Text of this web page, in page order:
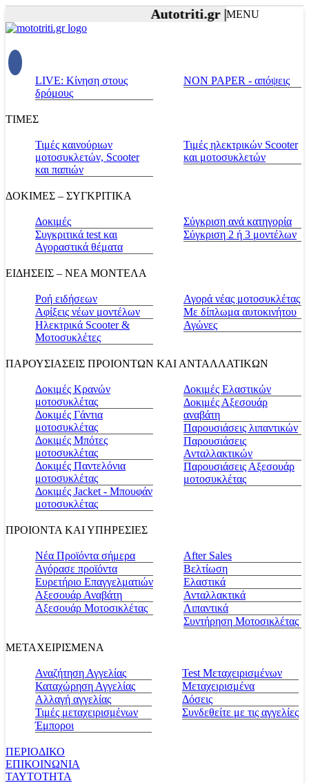
Autotriti.gr | MENU
LIVE: Κίνηση στους
δρόμους
NON PAPER - απόψεις
ΤΙΜΕΣ
Τιμές καινούριων
μοτοσυκλετών, Scooter
και παπιών
Τιμές ηλεκτρικών Scooter
και μοτοσυκλετών
ΔΟΚΙΜΕΣ – ΣΥΓΚΡΙΤΙΚΑ
Δοκιμές
Συγκριτικά test και
Αγοραστικά θέματα
Σύγκριση ανά κατηγορία
Σύγκριση 2 ή 3 μοντέλων
ΕΙΔΗΣΕΙΣ – ΝΕΑ ΜΟΝΤΕΛΑ
Ροή ειδήσεων
Αφίξεις νέων μοντέλων
Ηλεκτρικά Scooter &
Μοτοσυκλέτες
Αγορά νέας μοτοσυκλέτας
Με δίπλωμα αυτοκινήτου
Αγώνες
ΠΑΡΟΥΣΙΑΣΕΙΣ ΠΡΟΙΟΝΤΩΝ ΚΑΙ ΑΝΤΑΛΛΑΤΙΚΩΝ
Δοκιμές Κρανών
μοτοσυκλέτας
Δοκιμές Γάντια
μοτοσυκλέτας
Δοκιμές Μπότες
μοτοσυκλέτας
Δοκιμές Παντελόνια
μοτοσυκλέτας
Δοκιμές Jacket - Μπουφάν
μοτοσυκλέτας
Δοκιμές Ελαστικών
Δοκιμές Αξεσουάρ
αναβάτη
Παρουσιάσεις λιπαντικών
Παρουσιάσεις
Ανταλλακτικών
Παρουσιάσεις Αξεσουάρ
μοτοσυκλέτας
ΠΡΟΙΟΝΤΑ ΚΑΙ ΥΠΗΡΕΣΙΕΣ
Νέα Προϊόντα σήμερα
Αγόρασε προϊόντα
Ευρετήριο Επαγγελματιών
Αξεσουάρ Αναβάτη
Αξεσουάρ Μοτοσικλέτας
Αfter Sales
Βελτίωση
Ελαστικά
Ανταλλακτικά
Λιπαντικά
Συντήρηση Μοτοσικλέτας
ΜΕΤΑΧΕΙΡΙΣΜΕΝΑ
Αναζήτηση Αγγελίας
Καταχώρηση Αγγελίας
Αλλαγή αγγελίας
Τιμές μεταχειρισμένων
Έμποροι
Test Μεταχειρισμένων
Μεταχειρισμένα
Δόσεις
Συνδεθείτε με τις αγγελίες
ΠΕΡΙΟΔΙΚΟ
ΕΠΙΚΟΙΝΩΝΙΑ
ΤΑΥΤΟΤΗΤΑ